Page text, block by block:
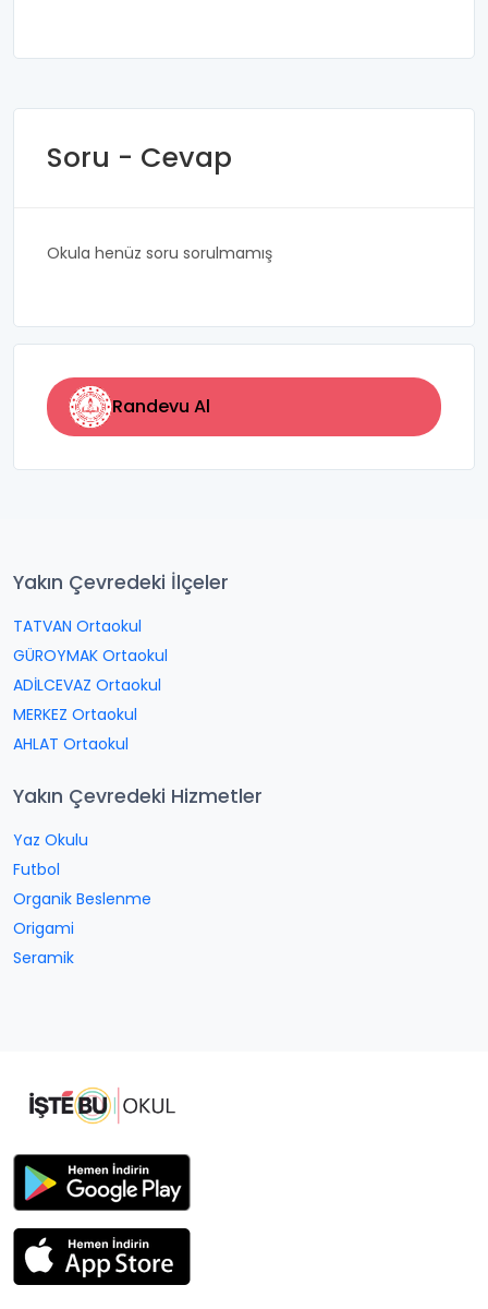
Soru - Cevap
Okula henüz soru sorulmamış
Randevu Al
Yakın Çevredeki İlçeler
TATVAN Ortaokul
GÜROYMAK Ortaokul
ADİLCEVAZ Ortaokul
MERKEZ Ortaokul
AHLAT Ortaokul
Yakın Çevredeki Hizmetler
Yaz Okulu
Futbol
Organik Beslenme
Origami
Seramik